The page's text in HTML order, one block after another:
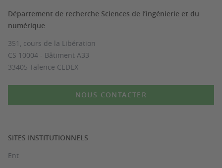
Département de recherche Sciences de l’ingénierie et du
numérique
351, cours de la Libération
CS 10004 - Bâtiment A33
33405 Talence CEDEX
NOUS CONTACTER
SITES INSTITUTIONNELS
Ent